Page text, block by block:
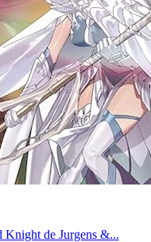
Knight de Jurgens &...